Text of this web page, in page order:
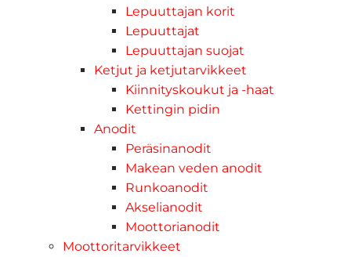
Lepuuttajan korit
Lepuuttajat
Lepuuttajan suojat
Ketjut ja ketjutarvikkeet
Kiinnityskoukut ja -haat
Kettingin pidin
Anodit
Peräsinanodit
Makean veden anodit
Runkoanodit
Akselianodit
Moottorianodit
Moottoritarvikkeet